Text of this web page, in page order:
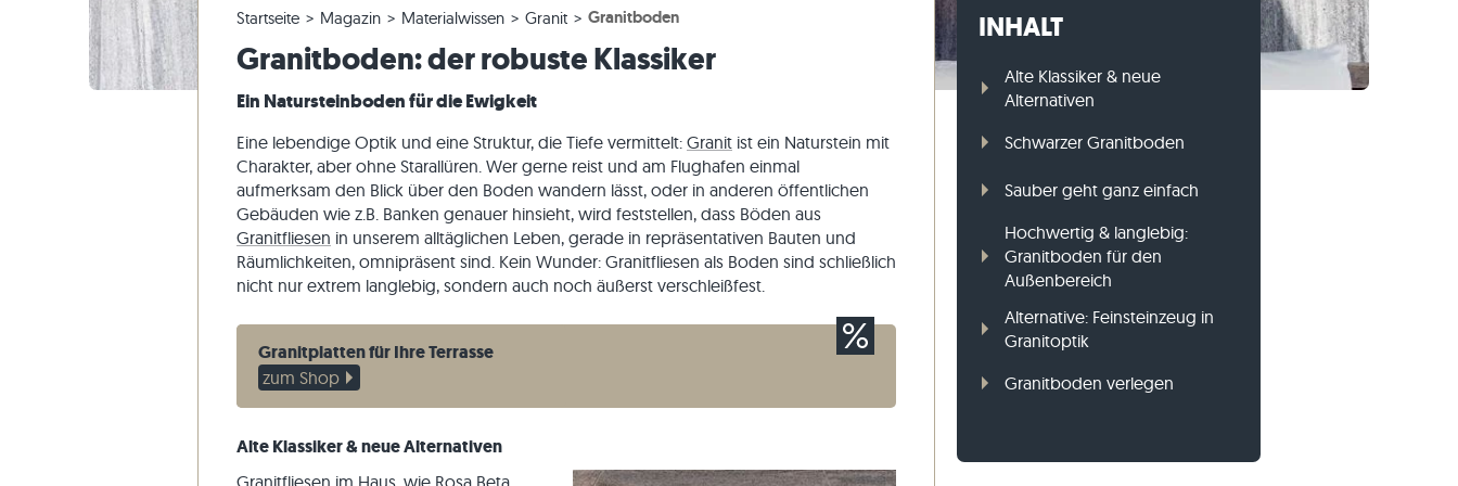
Quarzitfliesen
Marmorfliesen
Antike Fliesen
Beige Fliesen
Graue Fliesen
Kalksteinplatten
Marmorplatten
Quarzitplatten
Beige Terrassenplatten
Graue Terrassenplatten
Gneis-Blockstufen
Kalkstein-Blockstufen
Gneis-Rasenkanten
Reklamieren & Nachbestellen
Bestellung ändern & Stornieren
Musterversand
Panoramatour
Gartengestaltung
Wohnstile
Marmor
Quarzit
Travertin
Startseite Magazin Materialwissen Granit Granitboden
Granitboden: der robuste Klassiker
Ein Natursteinboden für die Ewigkeit
Eine lebendige Optik und eine Struktur, die Tiefe vermittelt: Granitist ein Naturstein mit
Charakter, aber ohne Starallüren. Wer gerne reist und am Flughafen einmal
aufmerksam den Blick über den Boden wandern lässt, oder in anderen öffentlichen
Gebäuden wie z.B. Banken genauer hinsieht, wird feststellen, dass Böden aus
Granitfliesen in unserem alltäglichen Leben, gerade in repräsentativen Bauten und
Räumlichkeiten, omnipräsent sind. Kein Wunder: Granitfliesen als Boden sind schließlich
nicht nur extrem langlebig, sondern auch noch äußerst verschleißfest.
Granitplatten für Ihre Terrasse
zum Shop
Alte Klassiker & neue Alternativen
Granitfliesen im Haus, wie Rosa Beta,
INHALT
Alte Klassiker & neue
Alternativen
Schwarzer Granitboden
Sauber geht ganz einfach
Hochwertig & langlebig:
Granitboden für den
Außenbereich
Alternative: Feinsteinzeug in
Granitoptik
Granitboden verlegen